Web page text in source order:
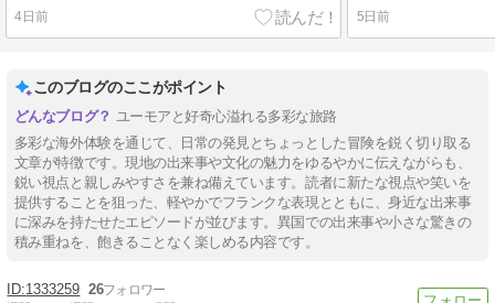
4日前 5日前
このブログのここがポイント
ユーモアと好奇心溢れる多彩な旅路
多彩な海外体験を通じて、日常の発見とちょっとした冒険を鋭く切り取る
文章が特徴です。現地の出来事や文化の魅力をゆるやかに伝えながらも、
鋭い視点と親しみやすさを兼ね備えています。読者に新たな視点や笑いを
提供することを狙った、軽やかでフランクな表現とともに、身近な出来事
に深みを持たせたエピソードが並びます。異国での出来事や小さな驚きの
積み重ねを、飽きることなく楽しめる内容です。
1333259 26